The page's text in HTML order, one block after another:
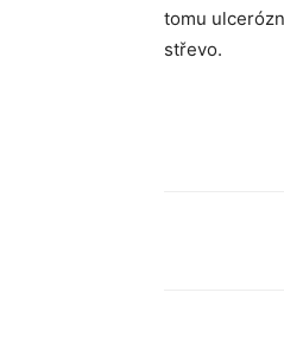
tomu
střevo.